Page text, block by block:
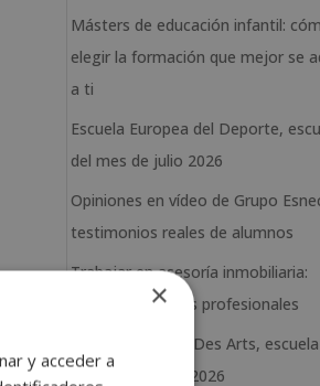
Másters de educación infantil:
elegir la formación que mejor se
a ti
Escuela Europea del Deporte,
del mes de julio 2026
Opiniones en vídeo de Grupo
testimonios reales de alumnos
Trabajar en asesoría inmobiliaria:
estudios y salidas profesionales
Escuela Europea Des Arts,
mes de junio de 2026
×
y acceder a